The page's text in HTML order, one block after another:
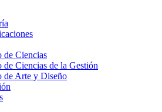
de Ciencias
Ciencias de la Gestión
de Arte y Diseño